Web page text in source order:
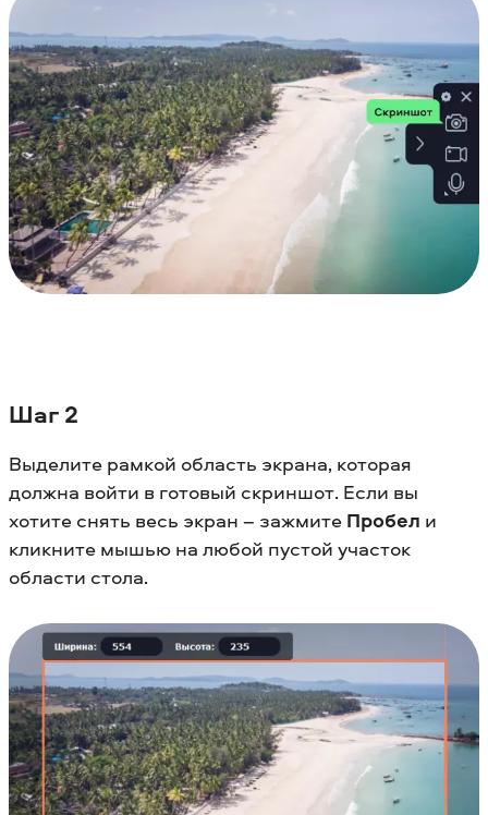
Шаг 2
Выделите рамкой область экрана, которая
должна войти в готовый скриншот. Если вы
хотите снять весь экран – зажмите Пробел и
кликните мышью на любой пустой участок
области стола.